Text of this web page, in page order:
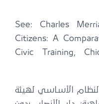
[10]. See: Charles
Citizens: A
Civic Training,
النظام الأساسي لهيئة